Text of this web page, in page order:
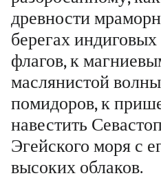
древности
берегах
флагов, к
маслянистой
помидоров, к
навестить
Эгейского моря с
высоких облаков.